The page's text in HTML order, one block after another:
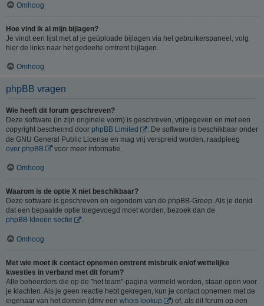
Omhoog
Hoe vind ik al mijn bijlagen?
Je vindt een lijst met al je geüploade bijlagen via het gebruikerspaneel, volg
hier de links naar het gedeelte omtrent bijlagen.
Omhoog
phpBB vragen
Wie heeft dit forum geschreven?
Deze software (in zijn originele vorm) is geschreven, vrijgegeven en met een
copyright beschermd door phpBB Limited
. De software is beschikbaar onder
de GNU General Public License en mag vrij verspreid worden, raadpleeg
over phpBB
voor meer informatie.
Omhoog
Waarom is de optie X niet beschikbaar?
Deze software is geschreven en eigendom van de phpBB-Groep. Als je denkt
dat een bepaalde optie toegevoegd moet worden, bezoek dan de
phpBB Ideeën sectie
.
Omhoog
Met wie moet ik contact opnemen omtrent misbruik en/of wettelijke
kwesties in verband met dit forum?
Alle beheerders die op de "het team"-pagina vermeld worden, staan open voor
je klachten. Als je geen reactie hebt gekregen, kun je contact opnemen met de
eigenaar van het domein (dmv een whois lookup
) of, als dit forum op een